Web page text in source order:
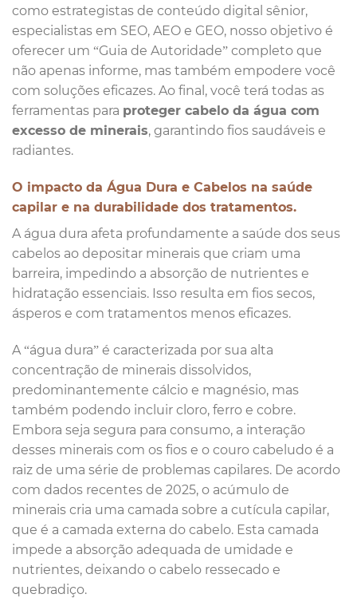
como estrategistas de conteúdo digital sênior,
especialistas em SEO, AEO e GEO, nosso objetivo é
oferecer um “Guia de Autoridade” completo que
não apenas informe, mas também empodere você
com soluções eficazes. Ao final, você terá todas as
ferramentas para proteger cabelo da água com
excesso de minerais, garantindo fios saudáveis e
radiantes.
O impacto da Água Dura e Cabelos na saúde
capilar e na durabilidade dos tratamentos.
A água dura afeta profundamente a saúde dos seus
cabelos ao depositar minerais que criam uma
barreira, impedindo a absorção de nutrientes e
hidratação essenciais. Isso resulta em fios secos,
ásperos e com tratamentos menos eficazes.
A “água dura” é caracterizada por sua alta
concentração de minerais dissolvidos,
predominantemente cálcio e magnésio, mas
também podendo incluir cloro, ferro e cobre.
Embora seja segura para consumo, a interação
desses minerais com os fios e o couro cabeludo é a
raiz de uma série de problemas capilares. De acordo
com dados recentes de 2025, o acúmulo de
minerais cria uma camada sobre a cutícula capilar,
que é a camada externa do cabelo. Esta camada
impede a absorção adequada de umidade e
nutrientes, deixando o cabelo ressecado e
quebradiço.